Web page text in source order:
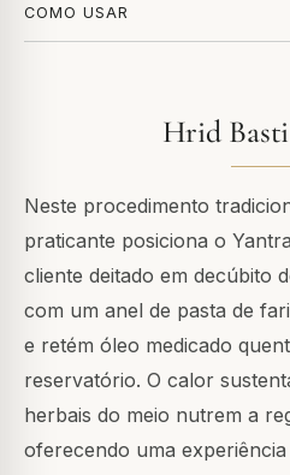
COMO USAR
Hrid
Neste procedimento
praticante posiciona o
cliente deitado em decúbito
com um anel de pasta de
e retém óleo medicado
reservatório. O calor
herbais do meio nutrem a
oferecendo uma